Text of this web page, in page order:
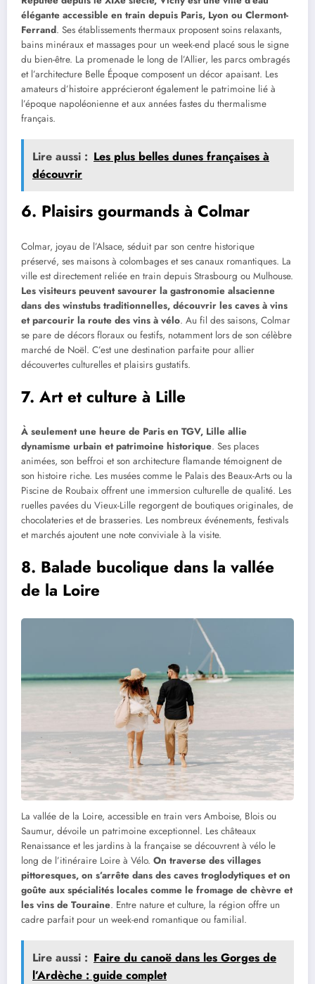
élégante accessible en train depuis Paris, Lyon ou Clermont-
Ferrand. Ses établissements thermaux proposent soins relaxants,
bains minéraux et massages pour un week-end placé sous le signe
du bien-être. La promenade le long de l’Allier, les parcs ombragés
et l’architecture Belle Époque composent un décor apaisant. Les
amateurs d’histoire apprécieront également le patrimoine lié à
l’époque napoléonienne et aux années fastes du thermalisme
français.
Lire aussi : Les plus belles dunes françaises à
découvrir
6. Plaisirs gourmands à Colmar
Colmar, joyau de l’Alsace, séduit par son centre historique
préservé, ses maisons à colombages et ses canaux romantiques. La
ville est directement reliée en train depuis Strasbourg ou Mulhouse.
Les visiteurs peuvent savourer la gastronomie alsacienne
dans des winstubs traditionnelles, découvrir les caves à vins
et parcourir la route des vins à vélo. Au fil des saisons, Colmar
se pare de décors floraux ou festifs, notamment lors de son célèbre
marché de Noël. C’est une destination parfaite pour allier
découvertes culturelles et plaisirs gustatifs.
7. Art et culture à Lille
À seulement une heure de Paris en TGV, Lille allie
dynamisme urbain et patrimoine historique. Ses places
animées, son beffroi et son architecture flamande témoignent de
son histoire riche. Les musées comme le Palais des Beaux-Arts ou la
Piscine de Roubaix offrent une immersion culturelle de qualité. Les
ruelles pavées du Vieux-Lille regorgent de boutiques originales, de
chocolateries et de brasseries. Les nombreux événements, festivals
et marchés ajoutent une note conviviale à la visite.
8. Balade bucolique dans la vallée
de la Loire
La vallée de la Loire, accessible en train vers Amboise, Blois ou
Saumur, dévoile un patrimoine exceptionnel. Les châteaux
Renaissance et les jardins à la française se découvrent à vélo le
long de l’itinéraire Loire à Vélo. On traverse des villages
pittoresques, on s’arrête dans des caves troglodytiques et on
goûte aux spécialités locales comme le fromage de chèvre et
les vins de Touraine. Entre nature et culture, la région offre un
cadre parfait pour un week-end romantique ou familial.
Lire aussi : Faire du canoë dans les Gorges de
l’Ardèche : guide complet